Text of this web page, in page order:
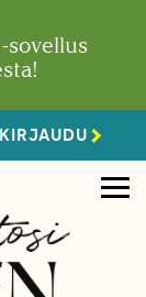
sovellus
KIRJAUDU